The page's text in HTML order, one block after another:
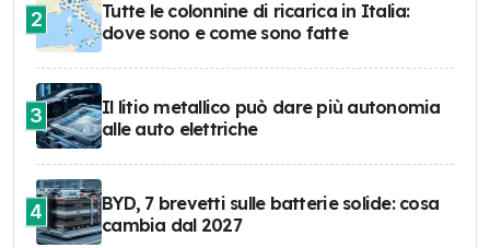
2
Tutte le colonnine di ricarica in Italia:
dove sono e come sono fatte
3
Il litio metallico può dare più autonomia
alle auto elettriche
4
BYD, 7 brevetti sulle batterie solide: cosa
cambia dal 2027